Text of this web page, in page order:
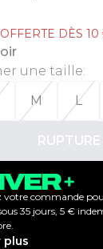
DÈS 10
une taille:
M L
votre commande
35 jours, 5 €
plus